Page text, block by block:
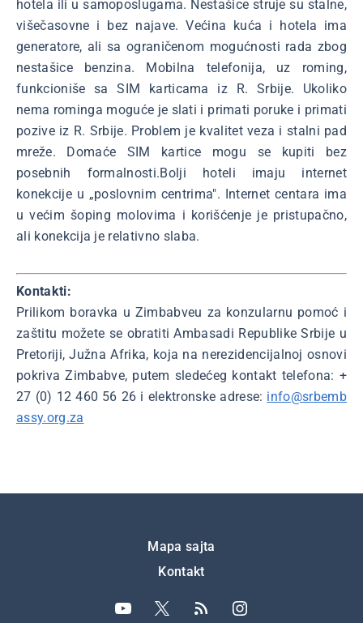
hotela ili u samoposlugama. Nestašice struje su stalne,
višečasovne i bez najave. Većina kuća i hotela ima
generatore, ali sa ograničenom mogućnosti rada zbog
nestašice benzina. Mobilna telefonija, uz roming,
funkcioniše sa SIM karticama iz R. Srbije. Ukoliko
nema rominga moguće je slati i primati poruke i primati
pozive iz R. Srbije. Problem je kvalitet veza i stalni pad
mreže. Domaće SIM kartice mogu se kupiti bez
posebnih formalnosti.Bolji hoteli imaju internet
konekcije u „poslovnim centrima". Internet centara ima
u većim šoping molovima i korišćenje je pristupačno,
ali konekcija je relativno slaba.
Kontakti:
Prilikom boravka u Zimbabveu za konzularnu pomoć i
zaštitu možete se obratiti Ambasadi Republike Srbije u
Pretoriji, Južna Afrika, koja na nerezidencijalnoj osnovi
pokriva Zimbabve, putem sledećeg kontakt telefona: +
27 (0) 12 460 56 26 i elektronske adrese: info@srbemb
assy.org.za
Mapa sajta
Kontakt